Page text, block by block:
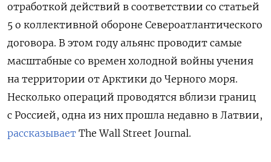
отработкой действий в соответствии со статьей
5 о коллективной обороне Североатлантического
договора. В этом году альянс проводит самые
масштабные со времен холодной войны учения
на территории от Арктики до Черного моря.
Несколько операций проводятся вблизи границ
с Россией, одна из них прошла недавно в Латвии,
рассказывает The Wall Street Journal.